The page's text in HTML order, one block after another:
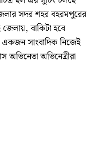
সদর শহর বহরমপুরের
বাকিটা হবে
সাংবাদিক নিজেই
অভিনেতা অভিনেত্রীরা